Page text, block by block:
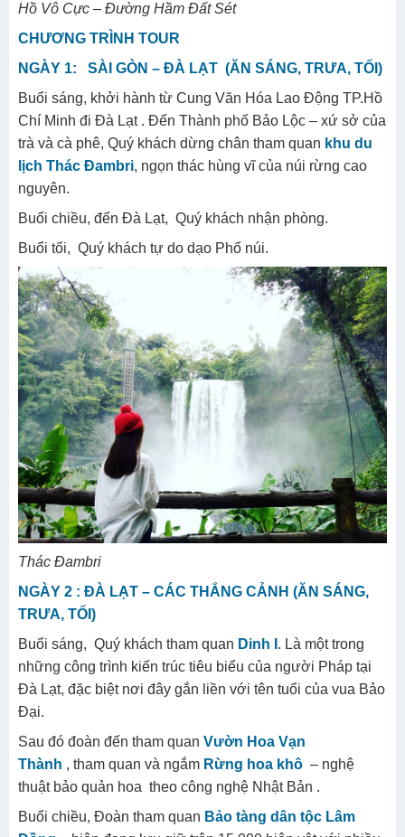
Hồ Vô Cực – Đường Hầm Đất Sét
CHƯƠNG TRÌNH TOUR
NGÀY 1: SÀI GÒN – ĐÀ LẠT (ĂN SÁNG, TRƯA, TỐI)
Buổi sáng, khởi hành từ Cung Văn Hóa Lao Động TP.Hồ
Chí Minh đi Đà Lạt . Đến Thành phố Bảo Lộc – xứ sở của
trà và cà phê, Quý khách dừng chân tham quan khu du
lịch Thác Đambri, ngọn thác hùng vĩ của núi rừng cao
nguyên.
Buổi chiều, đến Đà Lạt, Quý khách nhận phòng.
Buổi tối, Quý khách tự do dạo Phố núi.
Thác Đambri
NGÀY 2 : ĐÀ LẠT – CÁC THẮNG CẢNH (ĂN SÁNG,
TRƯA, TỐI)
Buổi sáng, Quý khách tham quan Dinh I . Là một trong
những công trình kiến trúc tiêu biểu của người Pháp tại
Đà Lạt, đặc biệt nơi đây gắn liền với tên tuổi của vua Bảo
Đại.
Sau đó đoàn đến tham quan Vườn Hoa Vạn
Thành , tham quan và ngắm Rừng hoa khô – nghệ
thuật bảo quản hoa theo công nghệ Nhật Bản .
Buổi chiều, Đoàn tham quan Bảo tàng dân tộc Lâm